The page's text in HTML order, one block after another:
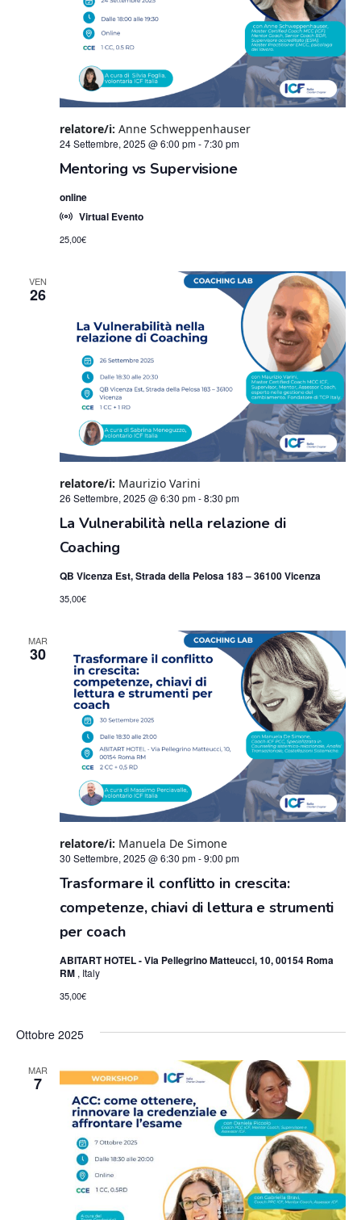
24 Settembre, 2025 @ 6:00 pm-7:30 pm
Mentoring vs Supervisione
relatore/i: Anne Schweppenhauser
online
Virtual Evento
25,00€
VEN
26
26 Settembre, 2025 @ 6:30 pm-8:30 pm
La Vulnerabilità nella relazione di
Coaching
relatore/i: Maurizio Varini
QB Vicenza Est, Strada della Pelosa 183 – 36100 Vicenza
35,00€
MAR
30
30 Settembre, 2025 @ 6:30 pm-9:00 pm
Trasformare il conflitto in crescita:
competenze, chiavi di lettura e strumenti
per coach
relatore/i: Manuela De Simone
ABITART HOTEL - Via Pellegrino Matteucci, 10, 00154 Roma
RM , Italy
35,00€
Ottobre 2025
MAR
7